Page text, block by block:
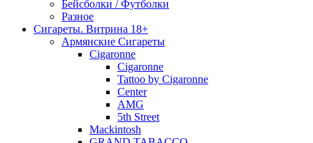
Бейсболки / Футболки
Разное
Сигареты. Витрина 18+
Армянские Сигареты
Cigaronne
Cigaronne
Tattoo by Cigaronne
Center
AMG
5th Street
Mackintosh